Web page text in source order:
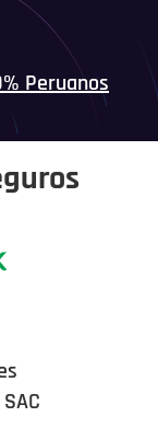
Peruanos